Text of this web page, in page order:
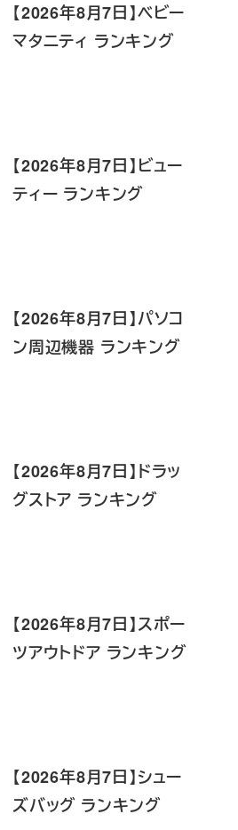
【2026年8月7日】ベビー
マタニティ ランキング
【2026年8月7日】ビュー
ティー ランキング
【2026年8月7日】パソコ
ン周辺機器 ランキング
【2026年8月7日】ドラッ
グストア ランキング
【2026年8月7日】スポー
ツアウトドア ランキング
【2026年8月7日】シュー
ズバッグ ランキング